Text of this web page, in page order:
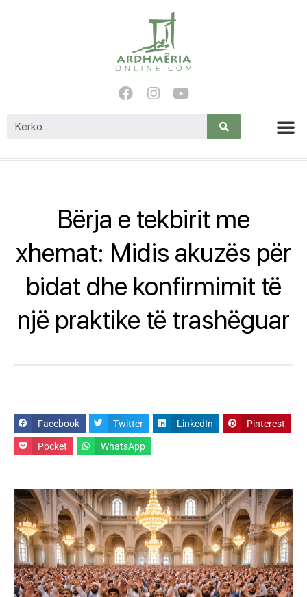
Bërja e tekbirit me
xhemat: Midis akuzës për
bidat dhe konfirmimit të
një praktike të trashëguar
Facebook Twitter LinkedIn Pinterest
Pocket WhatsApp